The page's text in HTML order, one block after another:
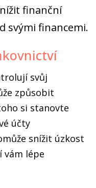
finanční
svými financemi.
svůj
způsobit
si stanovte
účty
snížit úzkost
vám lépe